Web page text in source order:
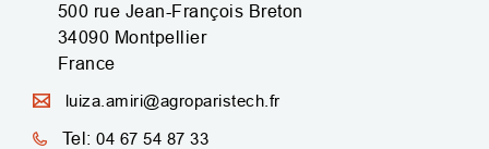
500 rue Jean-François Breton
34090 Montpellier
France
luiza.amiri@agroparistech.fr
Tel: 04 67 54 87 33